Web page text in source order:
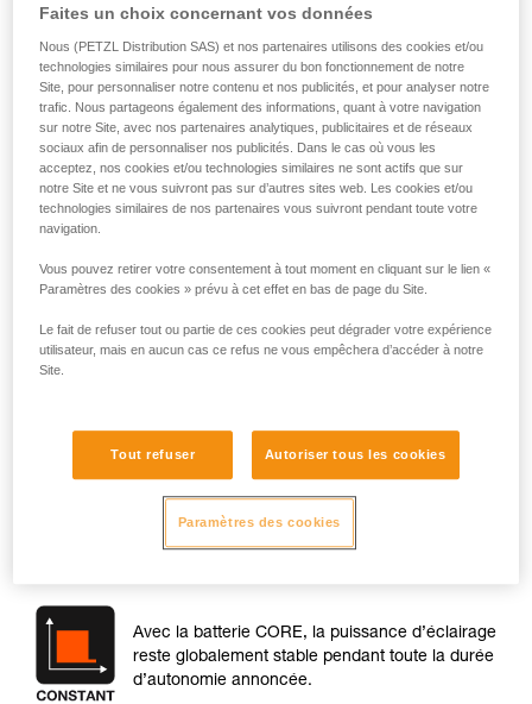
Puissance
À l’allumage de la lampe, la puissance de votre lampe est
sensiblement la même que si vous utilisiez des piles ou une
batterie CORE. La différence de puissance à l’allumage peut
Avec la batterie CORE, la puissance d’éclairage
reste globalement stable pendant toute la durée
d’autonomie annoncée.
Faites un choix concernant vos données
Nous (PETZL Distribution SAS) et nos partenaires utilisons des cookies et/ou
technologies similaires pour nous assurer du bon fonctionnement de notre
Site, pour personnaliser notre contenu et nos publicités, et pour analyser notre
trafic. Nous partageons également des informations, quant à votre navigation
sur notre Site, avec nos partenaires analytiques, publicitaires et de réseaux
sociaux afin de personnaliser nos publicités. Dans le cas où vous les
acceptez, nos cookies et/ou technologies similaires ne sont actifs que sur
notre Site et ne vous suivront pas sur d’autres sites web. Les cookies et/ou
technologies similaires de nos partenaires vous suivront pendant toute votre
navigation.
Vous pouvez retirer votre consentement à tout moment en cliquant sur le lien «
Paramètres des cookies » prévu à cet effet en bas de page du Site.
Le fait de refuser tout ou partie de ces cookies peut dégrader votre expérience
utilisateur, mais en aucun cas ce refus ne vous empêchera d’accéder à notre
Site.
Tout refuser Autoriser tous les cookies
Paramètres des cookies